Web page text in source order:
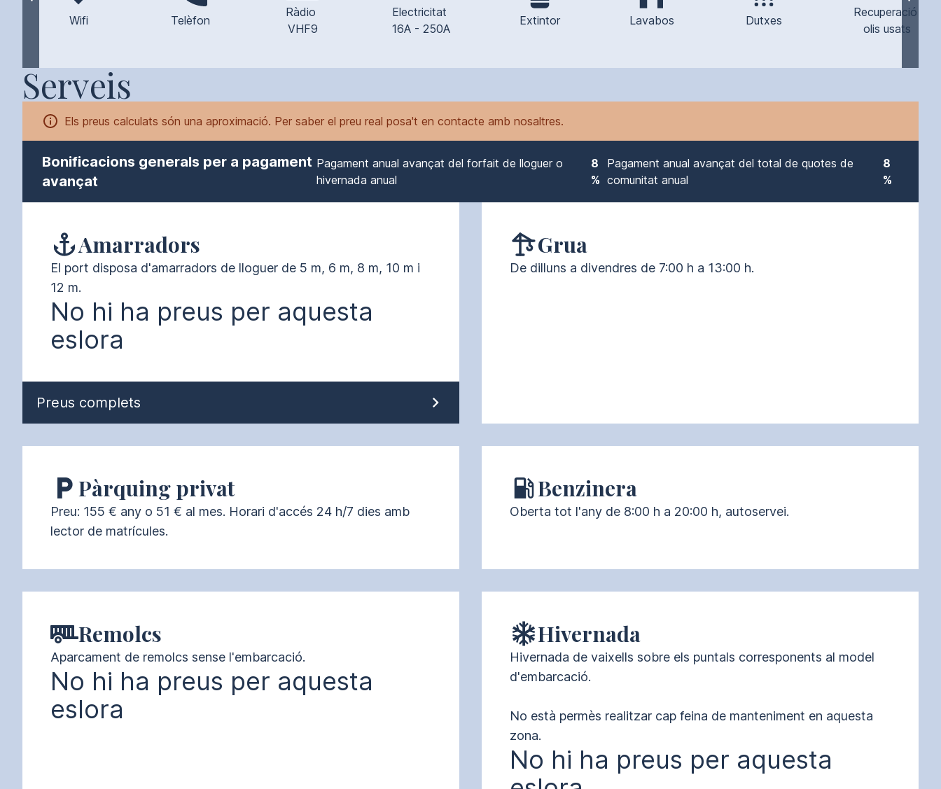
Wifi Telèfon
Ràdio
VHF9
Electricitat
16A - 250A
Extintor Lavabos Dutxes
Recuperació
olis usats
Serveis
Els preus calculats són una aproximació. Per saber el preu real posa't en contacte amb nosaltres.
Bonificacions generals per a pagament
avançat
Pagament anual avançat del forfait de lloguer o
hivernada anual
8
%
Pagament anual avançat del total de quotes de
comunitat anual
8
%
Amarradors
El port disposa d'amarradors de lloguer de 5 m, 6 m, 8 m, 10 m i
12 m.
No hi ha preus per aquesta
eslora
Preus complets
Grua
De dilluns a divendres de 7:00 h a 13:00 h.
Pàrquing privat
Preu: 155 € any o 51 € al mes. Horari d'accés 24 h/7 dies amb
lector de matrícules.
Benzinera
Oberta tot l'any de 8:00 h a 20:00 h, autoservei.
Remolcs
Aparcament de remolcs sense l'embarcació.
No hi ha preus per aquesta
eslora
Hivernada
Hivernada de vaixells sobre els puntals corresponents al model
d'embarcació.
No està permès realitzar cap feina de manteniment en aquesta
zona.
No hi ha preus per aquesta